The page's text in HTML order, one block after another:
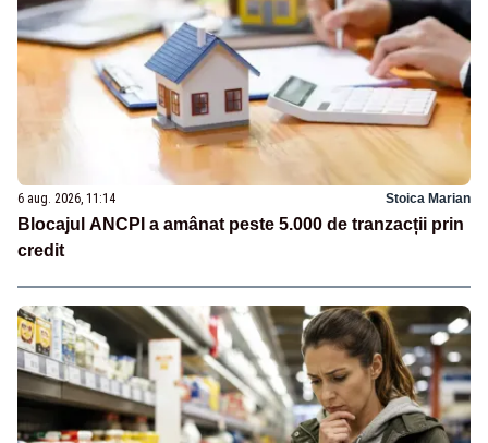
6 aug. 2026, 11:14 Stoica Marian
Blocajul ANCPI a amânat peste 5.000 de tranzacții prin
credit